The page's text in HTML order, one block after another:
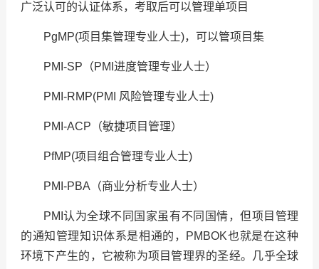
广泛认可的认证体系，考取后可以管理单项目
PgMP(项目集管理专业人士)，可以管项目集
PMI-SP （PMI进度管理专业人士）
PMI-RMP(PMI 风险管理专业人士)
PMI-ACP （敏捷项目管理）
PfMP(项目组合管理专业人士)
PMI-PBA （商业分析专业人士）
PMI 认为全球不同国家虽有不同国情，但项目管理
的通知管理知识体系是相通的，PMBOK也就是在这种
环境下产生的，它被称为项目管理界的圣经。几乎全球